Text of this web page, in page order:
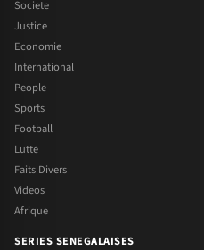
Societe
Justice
Economie
International
People
Sports
Football
Lutte
Faits Divers
Videos
Afrique
SERIES SENEGALAISES